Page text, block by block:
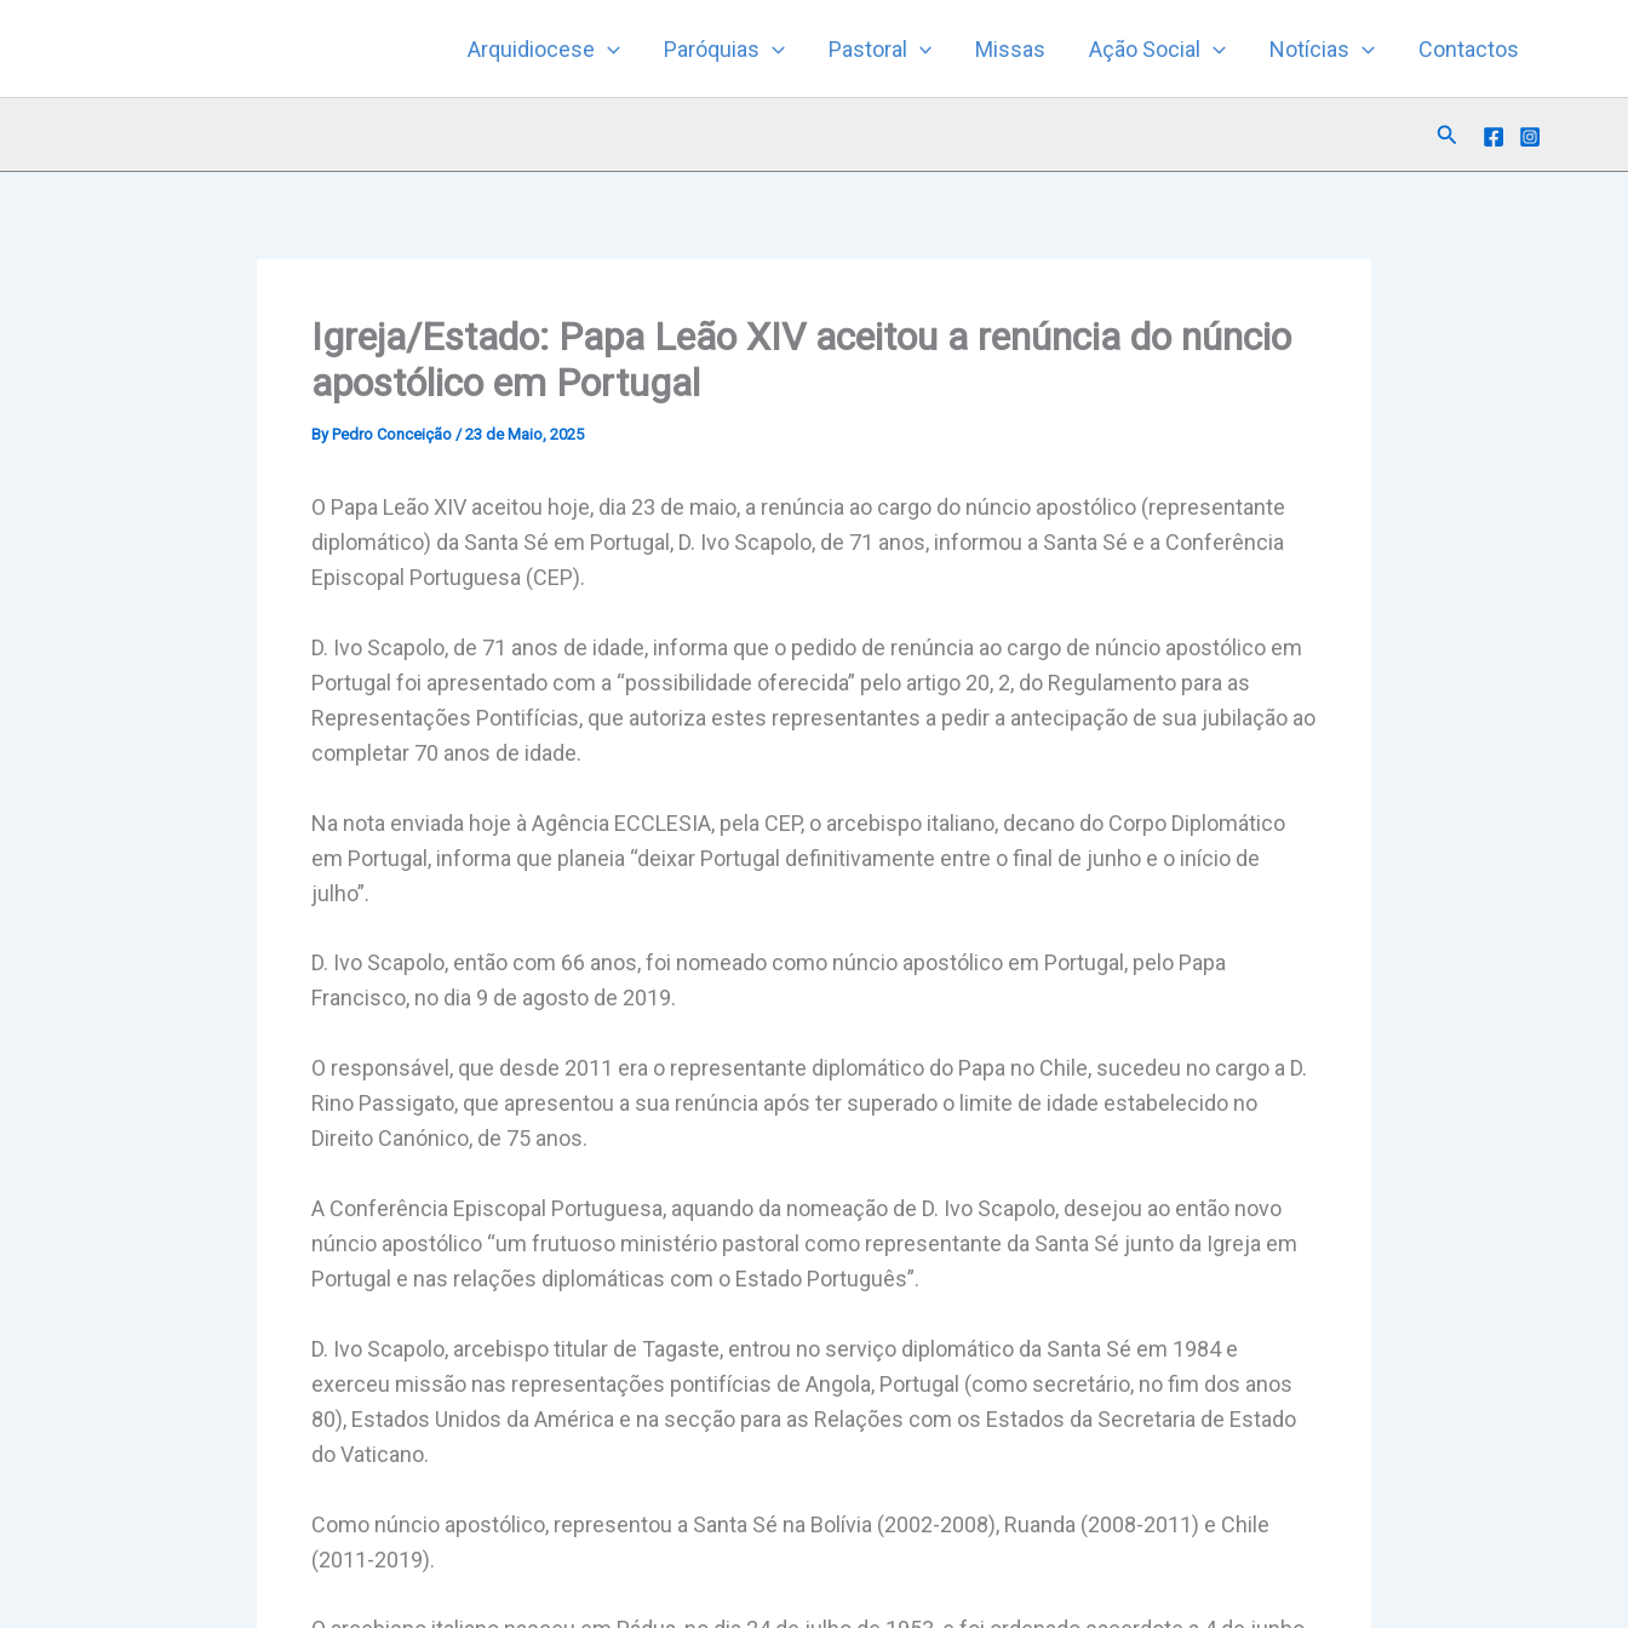
Arquidiocese Paróquias Pastoral Missas Ação Social Notícias Contactos
Search
Igreja/Estado: Papa Leão XIV aceitou a renúncia do núncio
apostólico em Portugal
By Pedro Conceição /23 de Maio, 2025
O Papa Leão XIV aceitou hoje, dia 23 de maio, a renúncia ao cargo do núncio apostólico (representante
diplomático) da Santa Sé em Portugal, D. Ivo Scapolo, de 71 anos, informou a Santa Sé e a Conferência
Episcopal Portuguesa (CEP).
D. Ivo Scapolo, de 71 anos de idade, informa que o pedido de renúncia ao cargo de núncio apostólico em
Portugal foi apresentado com a “possibilidade oferecida” pelo artigo 20, 2, do Regulamento para as
Representações Pontifícias, que autoriza estes representantes a pedir a antecipação de sua jubilação ao
completar 70 anos de idade.
Na nota enviada hoje à Agência ECCLESIA, pela CEP, o arcebispo italiano, decano do Corpo Diplomático
em Portugal, informa que planeia “deixar Portugal definitivamente entre o final de junho e o início de
julho”.
D. Ivo Scapolo, então com 66 anos, foi nomeado como núncio apostólico em Portugal, pelo Papa
Francisco, no dia 9 de agosto de 2019.
O responsável, que desde 2011 era o representante diplomático do Papa no Chile, sucedeu no cargo a D.
Rino Passigato, que apresentou a sua renúncia após ter superado o limite de idade estabelecido no
Direito Canónico, de 75 anos.
A Conferência Episcopal Portuguesa, aquando da nomeação de D. Ivo Scapolo, desejou ao então novo
núncio apostólico “um frutuoso ministério pastoral como representante da Santa Sé junto da Igreja em
Portugal e nas relações diplomáticas com o Estado Português”.
D. Ivo Scapolo, arcebispo titular de Tagaste, entrou no serviço diplomático da Santa Sé em 1984 e
exerceu missão nas representações pontifícias de Angola, Portugal (como secretário, no fim dos anos
80), Estados Unidos da América e na secção para as Relações com os Estados da Secretaria de Estado
do Vaticano.
Como núncio apostólico, representou a Santa Sé na Bolívia (2002-2008), Ruanda (2008-2011) e Chile
(2011-2019).